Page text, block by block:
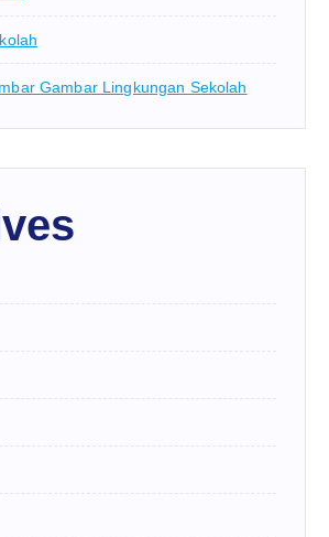
Gambar Lingkungan Sekolah